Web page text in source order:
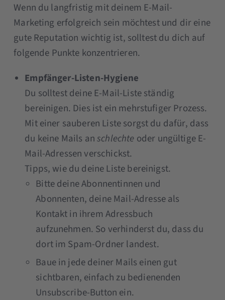
Wenn du langfristig mit deinem E-Mail-
Marketing erfolgreich sein möchtest und dir eine
gute Reputation wichtig ist, solltest du dich auf
folgende Punkte konzentrieren.
Empfänger-Listen-Hygiene
Du solltest deine E-Mail-Liste ständig
bereinigen. Dies ist ein mehrstufiger Prozess.
Mit einer sauberen Liste sorgst du dafür, dass
du keine Mails anschlechte oder ungültige E-
Mail-Adressen verschickst.
Tipps, wie du deine Liste bereinigst.
Bitte deine Abonnentinnen und
Abonnenten, deine Mail-Adresse als
Kontakt in ihrem Adressbuch
aufzunehmen. So verhinderst du, dass du
dort im Spam-Ordner landest.
Baue in jede deiner Mails einen gut
sichtbaren, einfach zu bedienenden
Unsubscribe-Button ein.